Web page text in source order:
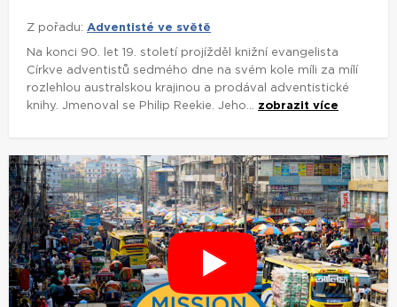
Z pořadu: Adventisté ve světě
Na konci 90. let 19. století projížděl knižní evangelista
Církve adventistů sedmého dne na svém kole míli za mílí
rozlehlou australskou krajinou a prodával adventistické
knihy. Jmenoval se Philip Reekie. Jeho... zobrazit více